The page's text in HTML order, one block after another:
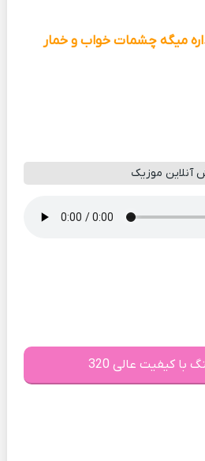
میگه چشمات خواب و خمار
آنلاین موزیک
با کیفیت عالی 320